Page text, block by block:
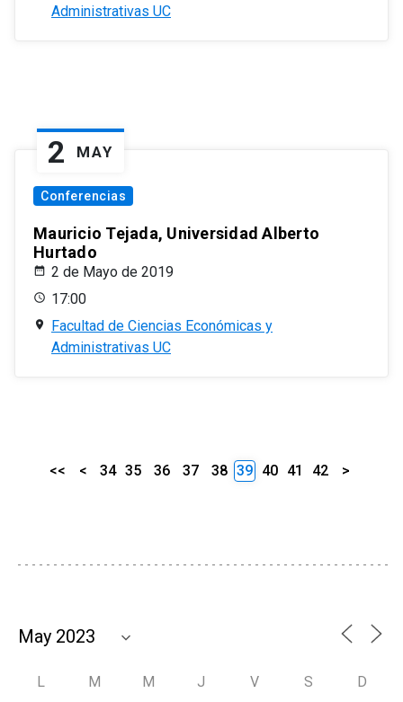
Administrativas UC
2 MAY
Conferencias
Mauricio Tejada, Universidad Alberto
Hurtado
2 de Mayo de 2019
17:00
Facultad de Ciencias Económicas y
Administrativas UC
<< < 34 35 36 37 38 39 40 41 42 >
L M M J V S D